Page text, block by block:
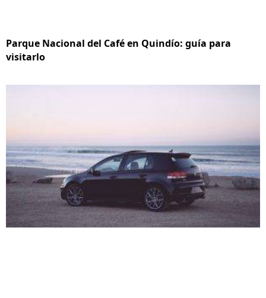
Parque Nacional del Café en Quindío: guía para
visitarlo